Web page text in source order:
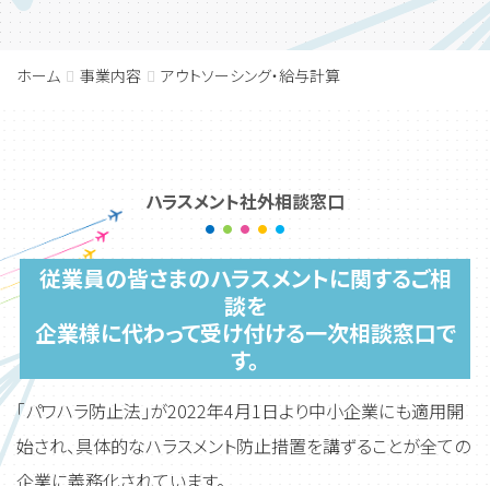
ホーム 事業内容 アウトソーシング・給与計算
ハラスメント社外相談窓口
従業員の皆さまのハラスメントに関するご相
談を
企業様に代わって受け付ける一次相談窓口で
す。
「パワハラ防止法」が2022年4月1日より中小企業にも適用開
始され、具体的なハラスメント防止措置を講ずることが全ての
企業に義務化されています。